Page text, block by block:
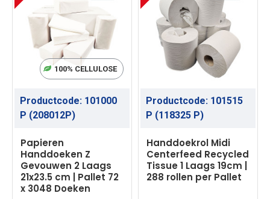
100% CELLULOSE
Productcode: 101000
P (208012P)
Papieren
Handdoeken Z
Gevouwen 2 Laags
21x23.5 cm | Pallet 72
x 3048 Doeken
Productcode: 101515
P (118325 P)
Handdoekrol Midi
Centerfeed Recycled
Tissue 1 Laags 19cm |
288 rollen per Pallet